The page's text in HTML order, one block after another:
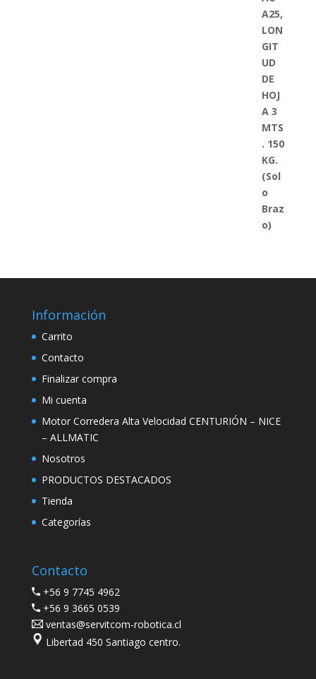
Información
Carrito
Contacto
Finalizar compra
Mi cuenta
Motor Corredera Alta Velocidad CENTURIÓN – NICE
– ALLMATIC
Nosotros
PRODUCTOS DESTACADOS
Tienda
Categorías
Contacto
+56 9 7745 4962
+56 9 3665 0539
ventas@servitcom-robotica.cl
Libertad 450 Santiago centro.